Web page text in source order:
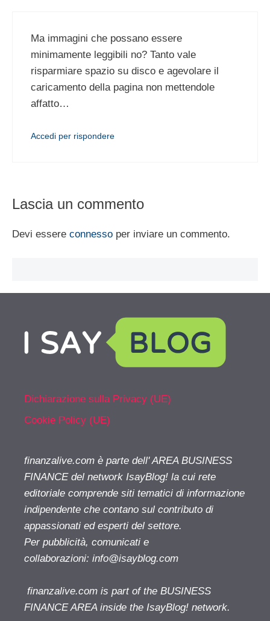
Ma immagini che possano essere
minimamente leggibili no? Tanto vale
risparmiare spazio su disco e agevolare il
caricamento della pagina non mettendole
affatto…
Accedi per rispondere
Lascia un commento
Devi essere connesso per inviare un commento.
Dichiarazione sulla Privacy (UE)
Cookie Policy (UE)
finanzalive.com è parte dell' AREA BUSINESS
FINANCE del network IsayBlog! la cui rete
editoriale comprende siti tematici di informazione
indipendente che contano sul contributo di
appassionati ed esperti del settore.
Per pubblicità, comunicati e
collaborazioni: info@isayblog.com
finanzalive.com is part of the BUSINESS
FINANCE AREA inside the IsayBlog! network.